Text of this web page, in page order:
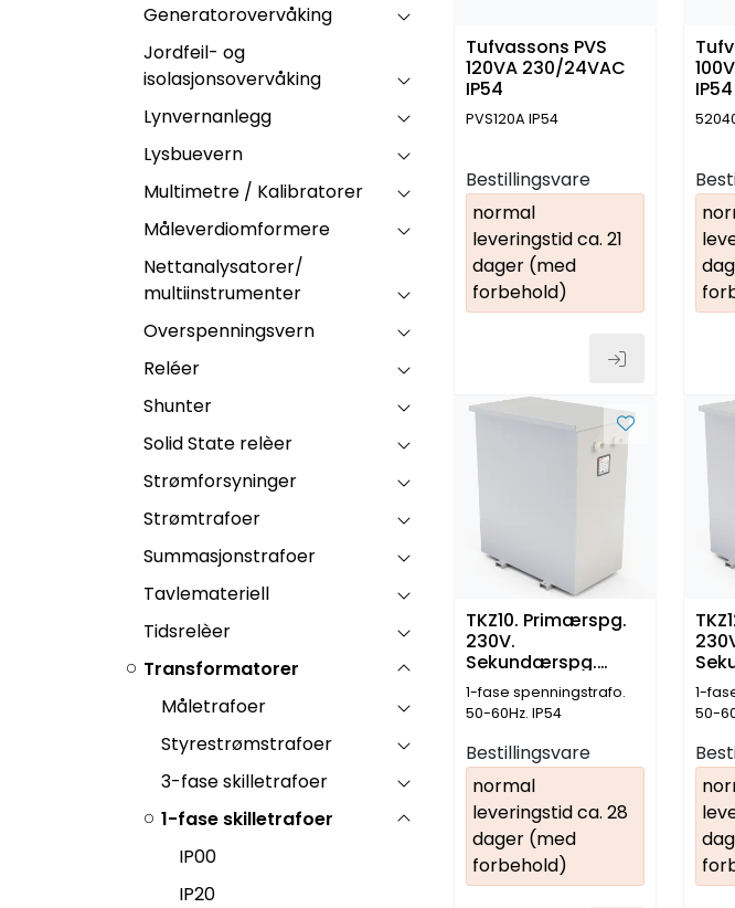
Generatorovervåking
Jordfeil- og
isolasjonsovervåking
Lynvernanlegg
Lysbuevern
Multimetre / Kalibratorer
Måleverdiomformere
Nettanalysatorer/
multiinstrumenter
Overspenningsvern
Reléer
Shunter
Solid State relèer
Strømforsyninger
Strømtrafoer
Summasjonstrafoer
Tavlemateriell
Tidsrelèer
Transformatorer
Måletrafoer
Styrestrømstrafoer
3-fase skilletrafoer
1-fase skilletrafoer
IP00
IP20
Tufvassons PVS
120VA 230/24VAC
IP54
PVS120A IP54
Bestillingsvare
normal
leveringstid ca. 21
dager (med
forbehold)
IP54
TKZ10. Primærspg.
230V.
Sekundærspg.
230V. 10kVA
1-fase spenningstrafo.
50-60Hz. IP54
Bestillingsvare
normal
leveringstid ca. 28
dager (med
forbehold)
1-
50-